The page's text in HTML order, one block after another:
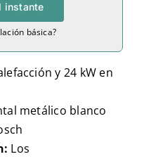
instante
básica?
y 24 kW en
metálico blanco
Los